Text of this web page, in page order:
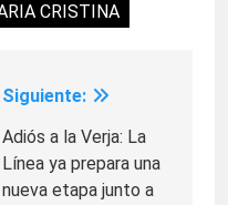
CRISTINA
Siguiente:
Adiós a la Verja: La
Línea ya prepara una
nueva etapa junto a